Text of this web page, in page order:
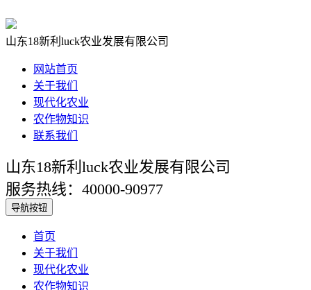
山东18新利luck农业发展有限公司
网站首页
关于我们
现代化农业
农作物知识
联系我们
山东18新利luck农业发展有限公司
服务热线：40000-90977
导航按钮
首页
关于我们
现代化农业
农作物知识